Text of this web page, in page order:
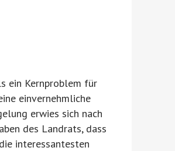
ein Kernproblem für
einvernehmliche
erwies sich nach
des Landrats, dass
die interessantesten